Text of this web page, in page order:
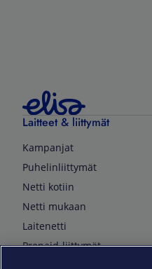
Laitteet & liittymät
Kampanjat
Puhelinliittymät
Netti kotiin
Netti mukaan
Laitenetti
Prepaid-liittymät